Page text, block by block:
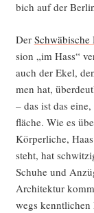
bich auf der
Der
si­on „im Hass“
auch der Ekel,
men hat,
– das ist das
flä­che. Wie es
Kör­per­li­che,
steht, hat
Schu­he und
Archi­tek­tur
wegs